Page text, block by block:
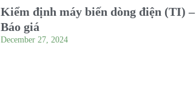
Kiểm định máy biến dòng điện (TI) –
Báo giá
December 27, 2024